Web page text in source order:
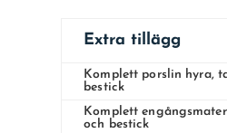
Extra tillägg
Komplett porslin hyra,
bestick
Komplett
och bestick